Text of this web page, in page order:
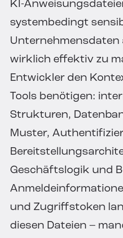
KI-
systembedingt
Unternehmensdaten
wirklich effektiv zu
Entwickler den
Tools benötigen:
Strukturen,
Muster,
Geschäftslogik und
und Zugriffstoken
diesen Dateien –